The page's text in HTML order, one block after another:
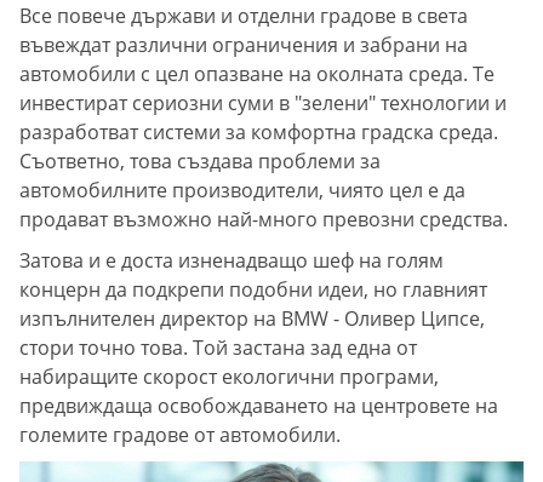
Все повече държави и отделни градове в света
въвеждат различни ограничения и забрани на
автомобили с цел опазване на околната среда. Те
инвестират сериозни суми в "зелени" технологии и
разработват системи за комфортна градска среда.
Съответно, това създава проблеми за
автомобилните производители, чиято цел е да
продават възможно най-много превозни средства.
Затова и е доста изненадващо шеф на голям
концерн да подкрепи подобни идеи, но главният
изпълнителен директор на BMW - Оливер Ципсе,
стори точно това. Той застана зад една от
набиращите скорост екологични програми,
предвиждаща освобождаването на центровете на
големите градове от автомобили.